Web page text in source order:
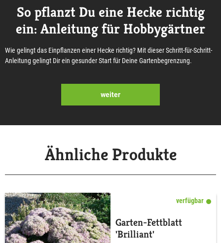
So pflanzt Du eine Hecke richtig
ein: Anleitung für Hobbygärtner
Wie gelingt das Einpflanzen einer Hecke richtig? Mit dieser Schritt-für-Schritt-
Anleitung gelingt Dir ein gesunder Start für Deine Gartenbegrenzung.
weiter
Ähnliche Produkte
verfügbar
Garten-Fettblatt
'Brilliant'